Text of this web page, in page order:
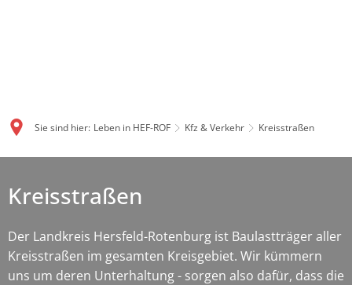
Sie sind hier: Leben in HEF-ROF Kfz & Verkehr Kreisstraßen
Kreisstraßen
Der Landkreis Hersfeld-Rotenburg ist Baulastträger aller
Kreisstraßen im gesamten Kreisgebiet. Wir kümmern
uns um deren Unterhaltung - sorgen also dafür, dass die